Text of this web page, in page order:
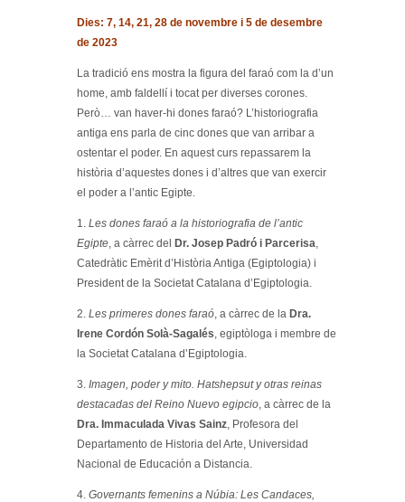
Dies: 7, 14, 21, 28 de novembre i 5 de desembre
de 2023
La tradició ens mostra la figura del faraó com la d’un
home, amb faldellí i tocat per diverses corones.
Però… van haver-hi dones faraó? L’historiografia
antiga ens parla de cinc dones que van arribar a
ostentar el poder. En aquest curs repassarem la
història d’aquestes dones i d’altres que van exercir
el poder a l’antic Egipte.
1. Les dones faraó a la historiografia de l’antic
Egipte , a càrrec del Dr. Josep Padró i Parcerisa
Catedràtic Emèrit d’Història Antiga (Egiptologia) i
President de la Societat Catalana d’Egiptologia.
2. Les primeres dones faraó , a càrrec de la Dra.
Irene Cordón Solà-Sagalés , egiptòloga i membre de
la Societat Catalana d’Egiptologia.
3. Imagen, poder y mito. Hatshepsut y otras reinas
destacadas del Reino Nuevo egipcio , a càrrec de la
Dra. Immaculada Vivas Sainz , Profesora del
Departamento de Historia del Arte, Universidad
Nacional de Educación a Distancia.
4. Governants femenins a Núbia: Les Candaces,